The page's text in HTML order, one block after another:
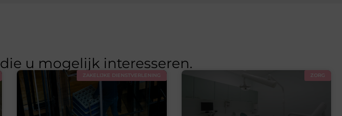
die u mogelijk interesseren.
ZAKELIJKE DIENSTVERLENING ZORG